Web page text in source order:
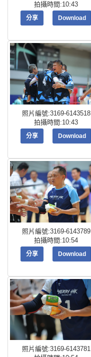
拍攝時間:10:43
分享 Download
照片編號:3169-6143518
拍攝時間:10:43
分享 Download
照片編號:3169-6143789
拍攝時間:10:54
分享 Download
照片編號:3169-6143781